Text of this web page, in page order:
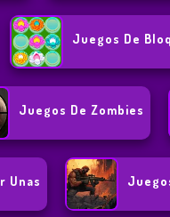
Juegos De
Juegos De Zombies
Unas